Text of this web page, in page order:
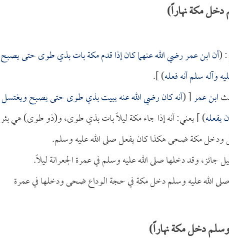
مكة نهاراً)
: (أنابن عمررضي الله عنهما كان إذا قدم مكة بات بذي طوى حتى يصبح
وآله سلم أنه فعله) ].
ابن عمر[ (أنه كان رضي الله عنه يبيت بذي طوى حتى يصبح ويغتسل
يفعله) ] يعني: أنه إذا جاء مكة ليلاً بات بذي طوى، و(ذو طوى) هي بئر
ودخل مكة ضحى هكذا كان يفعل صلى الله عليه وسلم.
وقد دخلها صلى الله عليه وسلم في عمرة الجعرانة ليلاً.
صلى الله عليه وسلم دخل مكة في حجة الوداع ضحى ودخلها في عمرة
دخل مكة نهاراً)